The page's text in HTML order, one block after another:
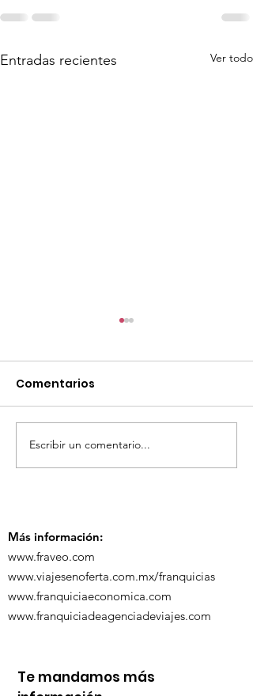
Entradas recientes Ver todo
TourTravelynByFraveo
participó en la
Comentarios
Escribir un comentario...
Más información:
www.fraveo.com
www.viajesenoferta.com.mx/franquicias
www.franquiciaeconomica.com
www.franquiciadeagenciadeviajes.com
Te mandamos más